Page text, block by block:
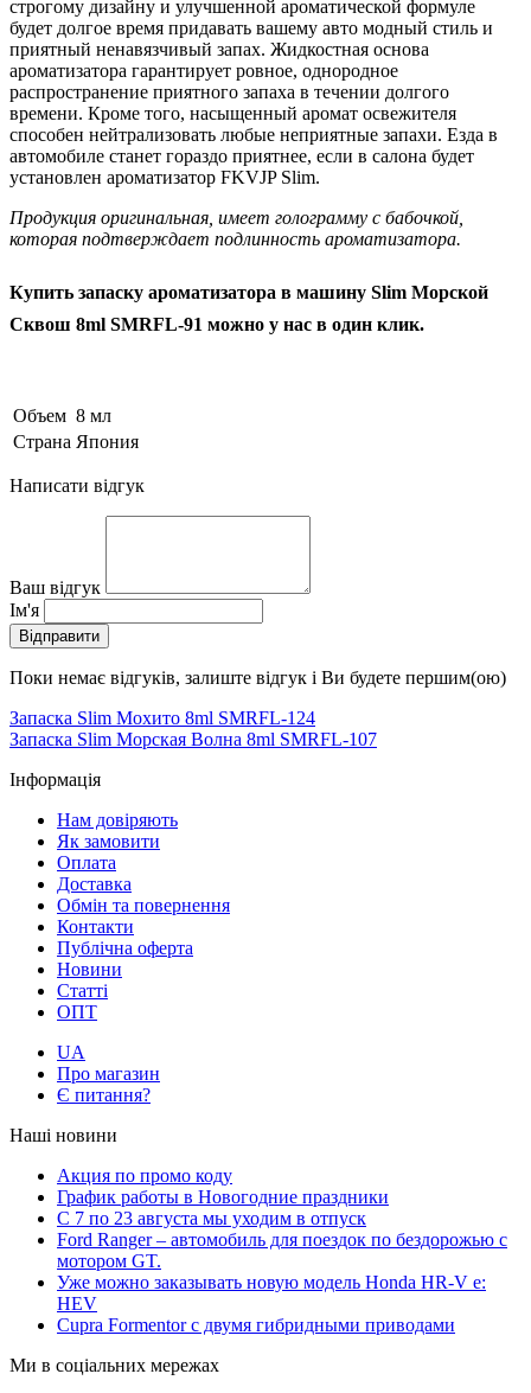
строгому дизайну и улучшенной ароматической формуле
будет долгое время придавать вашему авто модный стиль и
приятный ненавязчивый запах. Жидкостная основа
ароматизатора гарантирует ровное, однородное
распространение приятного запаха в течении долгого
времени. Кроме того, насыщенный аромат освежителя
способен нейтрализовать любые неприятные запахи. Езда в
автомобиле станет гораздо приятнее, если в салона будет
установлен ароматизатор FKVJP Slim.
Продукция оригинальная, имеет голограмму с бабочкой,
которая подтверждает подлинность ароматизатора.
Купить запаску ароматизатора в машину Slim Морской
Сквош 8ml SMRFL-91 можно у нас в один клик.
Объем 8 мл
Страна Япония
Написати відгук
Ваш відгук
Ім'я
Відправити
Поки немає відгуків, залиште відгук і Ви будете першим(ою)
Запаска Slim Мохито 8ml SMRFL-124
Запаска Slim Морская Волна 8ml SMRFL-107
Інформація
Нам довіряють
Як замовити
Оплата
Доставка
Обмін та повернення
Контакти
Публічна оферта
Новини
Статті
ОПТ
UA
Про магазин
Є питання?
Наші новини
Акция по промо коду
График работы в Новогодние праздники
С 7 по 23 августа мы уходим в отпуск
Ford Ranger – автомобиль для поездок по бездорожью с
мотором GT.
Уже можно заказывать новую модель Honda HR-V e:
HEV
Cupra Formentor с двумя гибридными приводами
Ми в соціальних мережах